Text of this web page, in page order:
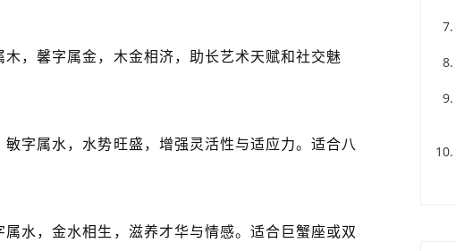
，馨字属金，木金相济，助长艺术天赋和社交魅
字属水，水势旺盛，增强灵活性与适应力。适合八
水，金水相生，滋养才华与情感。适合巨蟹座或双